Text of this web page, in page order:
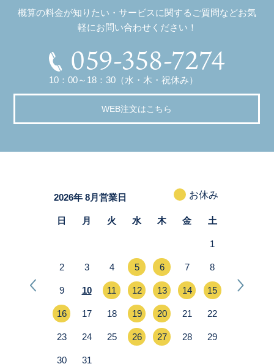
概算の料金が知りたい・サービスに関するご質問などお気
軽にお問い合わせください！
059-358-7274
10：00～18：30（水・木・祝休み）
WEB注文はこちら